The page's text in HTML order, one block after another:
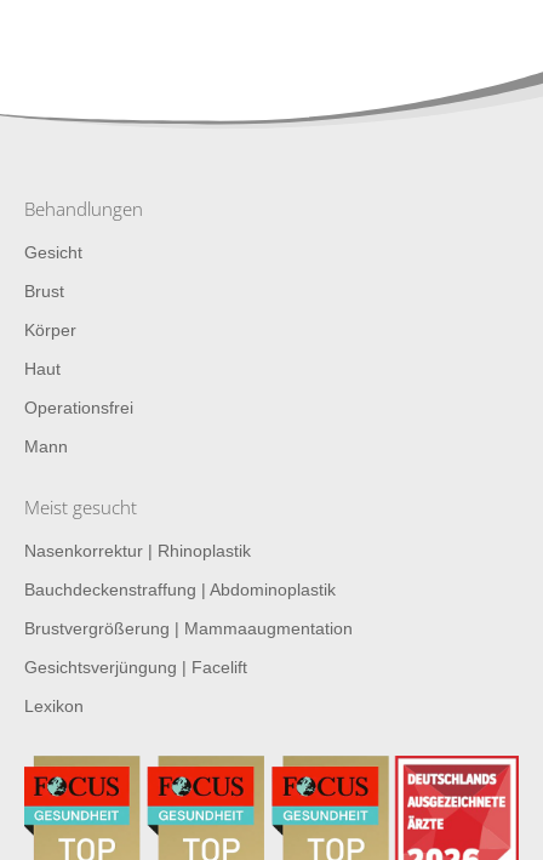
Behandlungen
Gesicht
Brust
Körper
Haut
Operationsfrei
Mann
Meist gesucht
Nasenkorrektur | Rhinoplastik
Bauchdeckenstraffung | Abdominoplastik
Brustvergrößerung | Mammaaugmentation
Gesichtsverjüngung | Facelift
Lexikon